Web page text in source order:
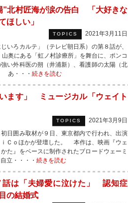
”北村匠海が涙の告白 「大好きな
ほしい」
TOPICS
2021年3月11日
いろカルテ」（テレビ朝日系）の第８話が、
奥にある「虹ノ村診療所」を舞台に、ポンコ
い外科医の朔（井浦新）、看護師の太陽（北
あ・・・ 続きを読む
ます」 ミュージカル「ウェイト
TOPICS
2021年3月9日
日囲み取材が９日、東京都内で行われ、出演
Ｃｏほかが登壇した。 本作は、映画『ウェ
た』をベースに制作されたブロードウェーミ
立・・・・ 続きを読む
話は「夫婦愛に泣けた」 認知症
の結婚式